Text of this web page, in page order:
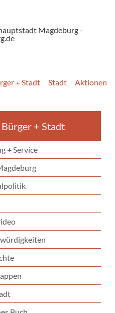
+ Stadt Stadt Aktionen
Bürger + Stadt
+ Service